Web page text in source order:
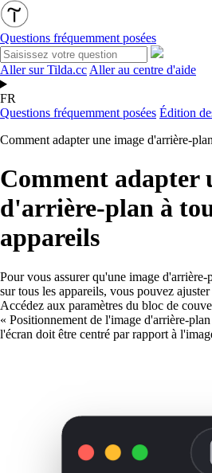
Questions fréquemment posées
Aller sur Tilda.cc Aller au centre d'aide
FR
Questions fréquemment posées Édition
Comment adapter une image d'arrière-
Comment adapter
d'arrière-plan à
appareils
Pour vous assurer qu'une image
sur tous les appareils, vous pouvez
Accédez aux paramètres du bloc de
« Positionnement de l'image d'arrière-
l'écran doit être centré par rapport à